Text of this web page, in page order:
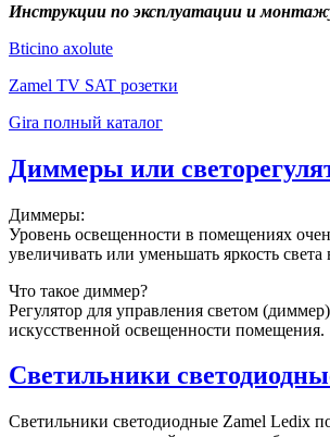
Инструкции по эксплуатации и
Bticino axolute
Zamel TV SAT розетки
Gira полный каталог
Диммеры или
Диммеры:
Уровень освещенности в помещениях
увеличивать или уменьшать яркость
Что такое диммер?
Регулятор для управления светом
искусственной освещенности помещения.
Светильники
Светильники светодиодные Zamel Ledix